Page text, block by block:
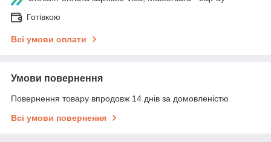
Готівкою
Всі умови оплати
Умови повернення
Повернення товару впродовж 14 днів за домовленістю
Всі умови повернення